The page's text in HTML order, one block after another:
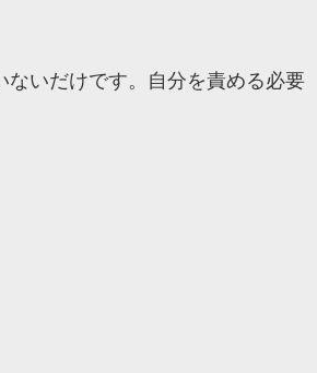
いだけです。自分を責める必要